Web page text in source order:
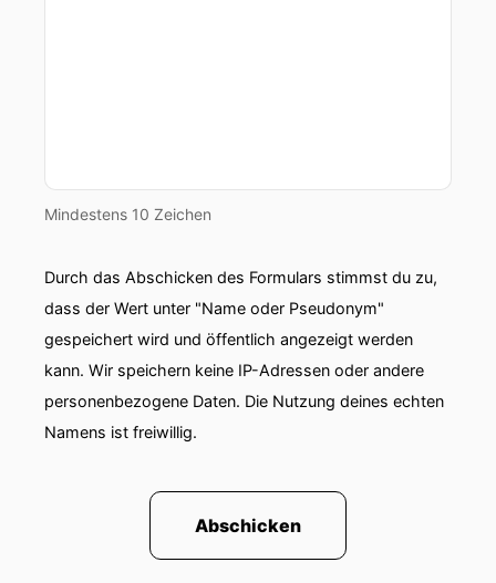
Mindestens 10 Zeichen
Durch das Abschicken des Formulars stimmst du zu,
dass der Wert unter "Name oder Pseudonym"
gespeichert wird und öffentlich angezeigt werden
kann. Wir speichern keine IP-Adressen oder andere
personenbezogene Daten. Die Nutzung deines echten
Namens ist freiwillig.
Abschicken